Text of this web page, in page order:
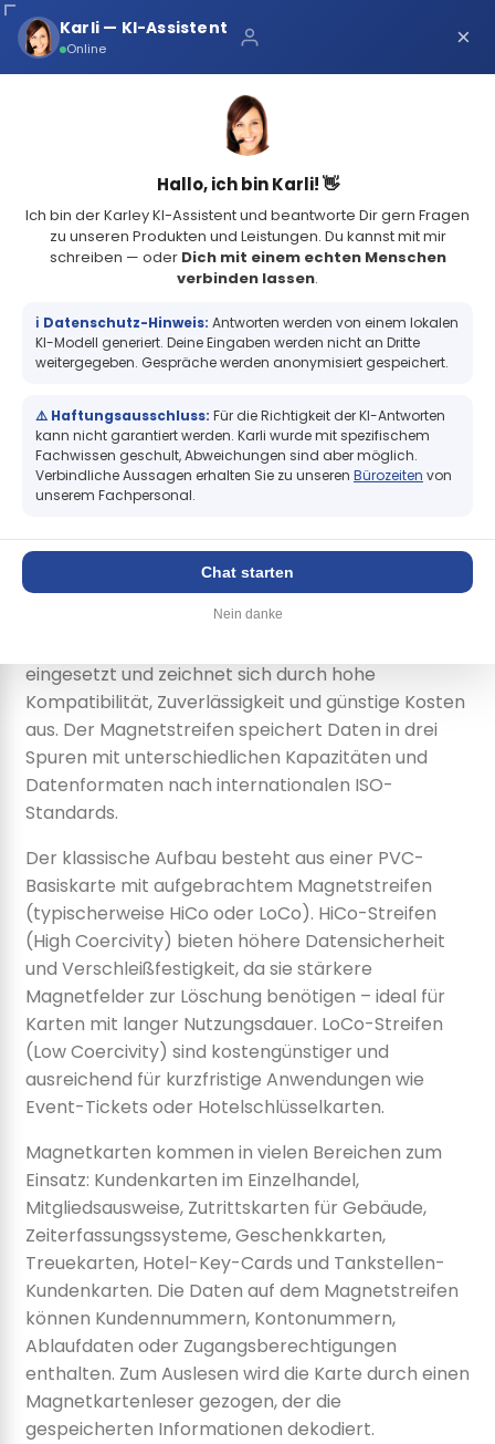
Über uns
Schnelle Lieferung
4.8(73 Bewertungen)
Magnetkarten
Magnetkarten – Bewährte
Technologie für Zugang &
Bezahlung
Magnetkarten sind Kunststoffkarten im
Kreditkartenformat mit einem charakteristischen
Magnetstreifen auf der Rückseite. Diese bewährte
eingesetzt und zeichnet sich durch hohe
Kompatibilität, Zuverlässigkeit und günstige Kosten
aus. Der Magnetstreifen speichert Daten in drei
Spuren mit unterschiedlichen Kapazitäten und
Datenformaten nach internationalen ISO-
Standards.
Der klassische Aufbau besteht aus einer PVC-
Basiskarte mit aufgebrachtem Magnetstreifen
(typischerweise HiCo oder LoCo). HiCo-Streifen
(High Coercivity) bieten höhere Datensicherheit
und Verschleißfestigkeit, da sie stärkere
Magnetfelder zur Löschung benötigen – ideal für
Karten mit langer Nutzungsdauer. LoCo-Streifen
(Low Coercivity) sind kostengünstiger und
ausreichend für kurzfristige Anwendungen wie
Event-Tickets oder Hotelschlüsselkarten.
Magnetkarten kommen in vielen Bereichen zum
Einsatz: Kundenkarten im Einzelhandel,
Mitgliedsausweise, Zutrittskarten für Gebäude,
Zeiterfassungssysteme, Geschenkkarten,
Treuekarten, Hotel-Key-Cards und Tankstellen-
Kundenkarten. Die Daten auf dem Magnetstreifen
können Kundennummern, Kontonummern,
Ablaufdaten oder Zugangsberechtigungen
enthalten. Zum Auslesen wird die Karte durch einen
Magnetkartenleser gezogen, der die
gespeicherten Informationen dekodiert.
×
Karli — KI-Assistent
Online ×
Hallo, ich bin Karli! 👋
Ich bin der Karley KI-Assistent und beantworte Dir gern Fragen
zu unseren Produkten und Leistungen. Du kannst mit mir
schreiben — oder Dich mit einem echten Menschen
verbinden lassen.
ℹ️ Datenschutz-Hinweis: Antworten werden von einem lokalen
KI-Modell generiert. Deine Eingaben werden nicht an Dritte
weitergegeben. Gespräche werden anonymisiert gespeichert.
⚠️ Haftungsausschluss: Für die Richtigkeit der KI-Antworten
kann nicht garantiert werden. Karli wurde mit spezifischem
Fachwissen geschult, Abweichungen sind aber möglich.
Verbindliche Aussagen erhalten Sie zu unseren Bürozeiten von
unserem Fachpersonal.
Chat starten
Nein danke